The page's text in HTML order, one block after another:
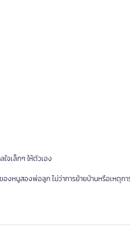
จเล็กๆ ให้ตัวเอง
งหนูสองพ่อลูก ไม่ว่าการย้ายบ้านหรือเหตุ